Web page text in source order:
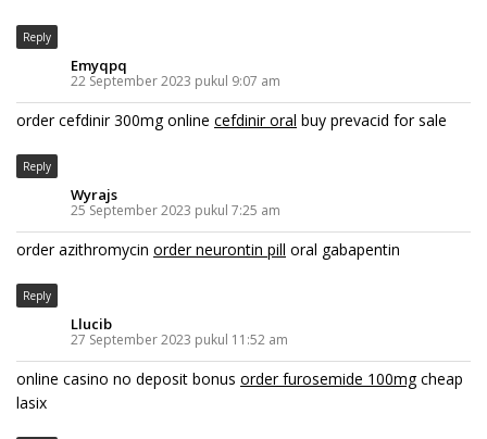
Reply
Emyqpq
22 September 2023 pukul 9:07 am
order cefdinir 300mg online cefdinir oral buy prevacid for sale
Reply
Wyrajs
25 September 2023 pukul 7:25 am
order azithromycin order neurontin pill oral gabapentin
Reply
Llucib
27 September 2023 pukul 11:52 am
online casino no deposit bonus order furosemide 100mgcheap
lasix